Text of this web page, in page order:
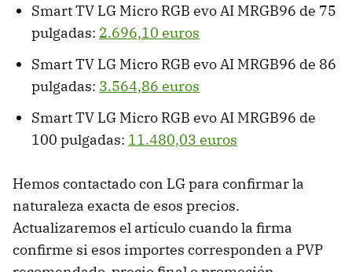
Smart TV LG Micro RGB evo AI MRGB96 de 75
pulgadas: 2.696,10 euros
Smart TV LG Micro RGB evo AI MRGB96 de 86
pulgadas: 3.564,86 euros
Smart TV LG Micro RGB evo AI MRGB96 de
100 pulgadas: 11.480,03 euros
Hemos contactado con LG para confirmar la
naturaleza exacta de esos precios.
Actualizaremos el artículo cuando la firma
confirme si esos importes corresponden a PVP